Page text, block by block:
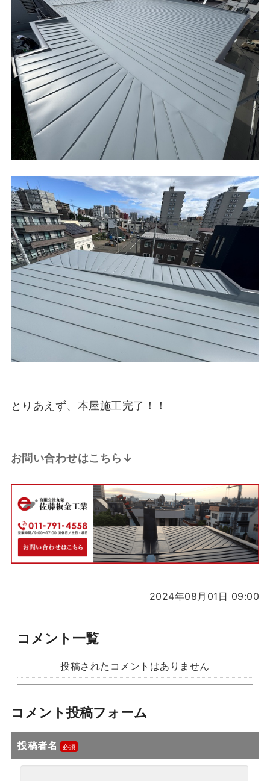
とりあえず、本屋施工完了！！
お問い合わせはこちら↓
2024年08月01日 09:00
コメント一覧
投稿されたコメントはありません
コメント投稿フォーム
投稿者名